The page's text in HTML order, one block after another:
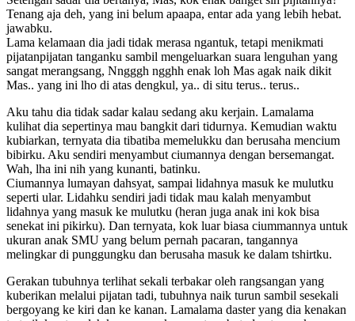
Tenang aja deh, yang ini belum apaapa, entar ada yang lebih hebat.
jawabku.
Lama kelamaan dia jadi tidak merasa ngantuk, tetapi menikmati
pijatanpijatan tanganku sambil mengeluarkan suara lenguhan yang
sangat merangsang, Nngggh ngghh enak loh Mas agak naik dikit
Mas.. yang ini lho di atas dengkul, ya.. di situ terus.. terus..
Aku tahu dia tidak sadar kalau sedang aku kerjain. Lamalama
kulihat dia sepertinya mau bangkit dari tidurnya. Kemudian waktu
kubiarkan, ternyata dia tibatiba memelukku dan berusaha mencium
bibirku. Aku sendiri menyambut ciumannya dengan bersemangat.
Wah, lha ini nih yang kunanti, batinku.
Ciumannya lumayan dahsyat, sampai lidahnya masuk ke mulutku
seperti ular. Lidahku sendiri jadi tidak mau kalah menyambut
lidahnya yang masuk ke mulutku (heran juga anak ini kok bisa
senekat ini pikirku). Dan ternyata, kok luar biasa ciummannya untuk
ukuran anak SMU yang belum pernah pacaran, tangannya
melingkar di punggungku dan berusaha masuk ke dalam tshirtku.
Gerakan tubuhnya terlihat sekali terbakar oleh rangsangan yang
kuberikan melalui pijatan tadi, tubuhnya naik turun sambil sesekali
bergoyang ke kiri dan ke kanan. Lamalama daster yang dia kenakan